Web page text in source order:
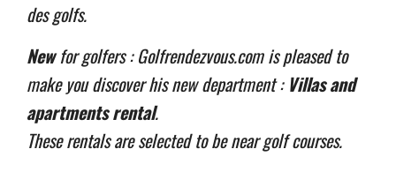
des golfs.
Newfor golfers : Golfrendezvous.com is pleased to
make you discover his new department : Villas and
apartments rental.
These rentals are selected to be near golf courses.